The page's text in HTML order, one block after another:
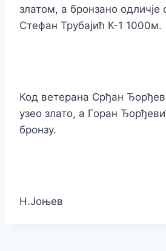
златом, а бронзано одличје
Стефан Трубајић К-1 1000м.
Код ветерана Срђан
узео злато, а Горан
бронзу.
Н.Јоњев